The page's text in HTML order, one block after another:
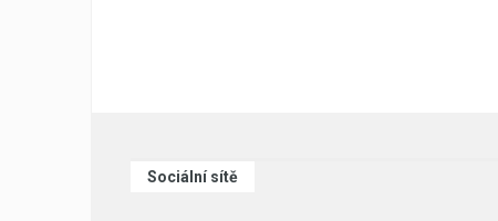
Sociální sítě